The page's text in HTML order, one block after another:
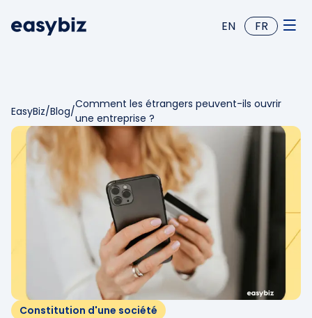
EN FR
EasyBiz/Blog/
Comment les étrangers peuvent-ils ouvrir
une entreprise ?
Constitution d'une société